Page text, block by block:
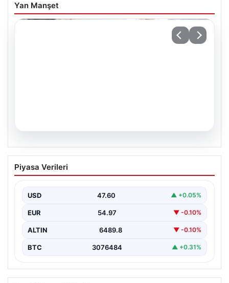
Yan Manşet
Yıllar Sonra Gerçekleşen Bir Hayal: İkiz
Kızlarıyla Anıtkabir’de Duygu Dolu Anlar
(59) çifti, uzun yıllar çocuk sahibi olma…
Piyasa Verileri
USD 47.60 ▲ +0.05%
EUR 54.97 ▼ -0.10%
ALTIN 6489.8 ▼ -0.10%
BTC 3076484 ▲ +0.31%